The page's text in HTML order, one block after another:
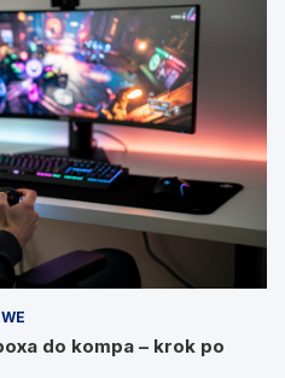
do kompa – krok po